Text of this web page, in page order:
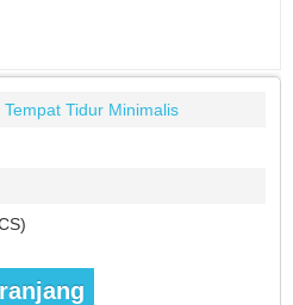
Tempat Tidur Minimalis